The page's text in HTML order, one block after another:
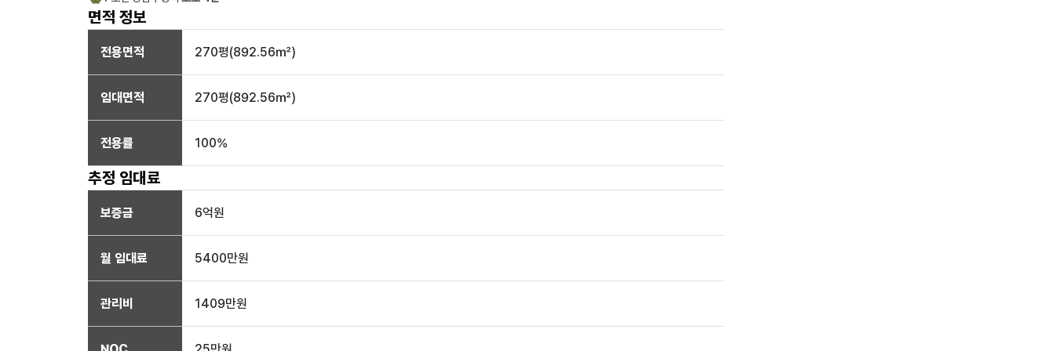
면적 정보
전용면적 270평(892.56㎡)
임대면적 270평(892.56㎡)
전용률 100%
추정 임대료
보증금 6억원
월 임대료 5400만원
관리비 1409만원